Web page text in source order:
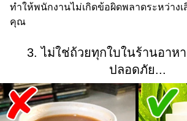
ทำให้พนักงานไม่เกิดข้อผิดพลาดระหว่างเ
คุณ
3. ไม่ใช่ถ้วยทุกใบในร้านอาห
ปลอดภัย...